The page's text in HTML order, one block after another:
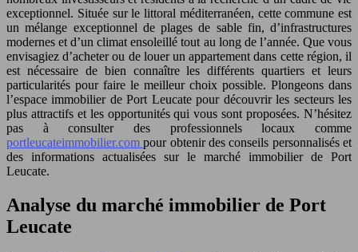
exceptionnel. Située sur le littoral méditerranéen, cette commune est
un mélange exceptionnel de plages de sable fin, d’infrastructures
modernes et d’un climat ensoleillé tout au long de l’année. Que vous
envisagiez d’acheter ou de louer un appartement dans cette région, il
est nécessaire de bien connaître les différents quartiers et leurs
particularités pour faire le meilleur choix possible. Plongeons dans
l’espace immobilier de Port Leucate pour découvrir les secteurs les
plus attractifs et les opportunités qui vous sont proposées. N’hésitez
pas à consulter des professionnels locaux comme
portleucateimmobilier.compour obtenir des conseils personnalisés et
des informations actualisées sur le marché immobilier de Port
Leucate.
Analyse du marché immobilier de Port
Leucate